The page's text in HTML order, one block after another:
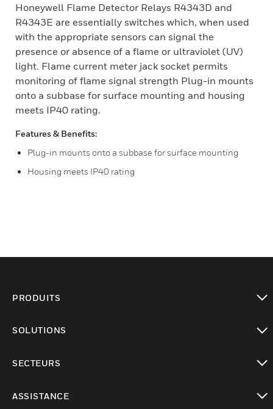
Honeywell Flame Detector Relays R4343D and
R4343E are essentially switches which, when used
with the appropriate sensors can signal the
presence or absence of a flame or ultraviolet (UV)
light. Flame current meter jack socket permits
monitoring of flame signal strength Plug-in mounts
onto a subbase for surface mounting and housing
meets IP40 rating.
Features & Benefits:
Plug-in mounts onto a subbase for surface mounting
Housing meets IP40 rating
PRODUITS
SOLUTIONS
SECTEURS
ASSISTANCE